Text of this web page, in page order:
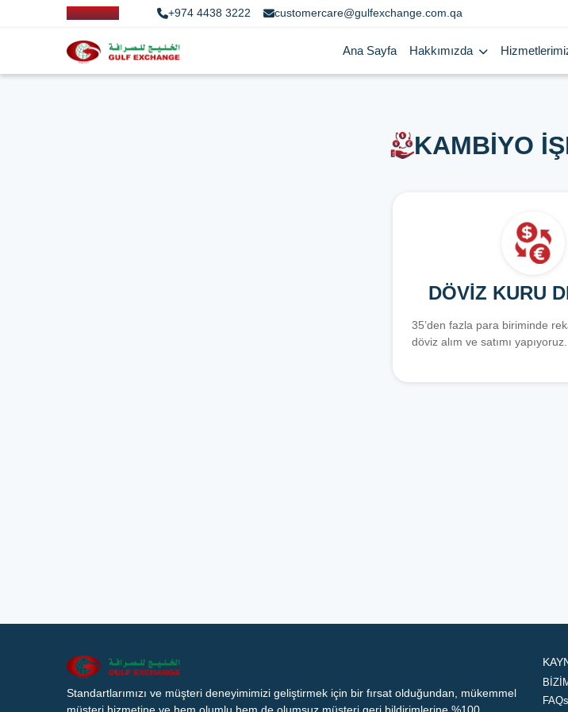
+974 4438 3222 customercare@gulfexchange.com.qa
Ana Sayfa Hakkımızda
KAMBİYO
DÖVİZ KURU
35’den fazla para biriminde
döviz alım ve satımı yapıyoruz.
Standartlarımızı ve müşteri deneyimimizi geliştirmek için bir fırsat olduğundan, mükemmel
FAQs